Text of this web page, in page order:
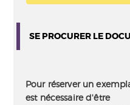
SE PROCURER LE
Pour réserver un
est nécessaire d'être